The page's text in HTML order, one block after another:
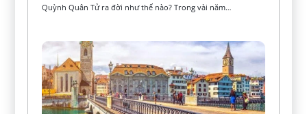
Quỳnh Quân Tử ra đời như thế nào? Trong vài năm…